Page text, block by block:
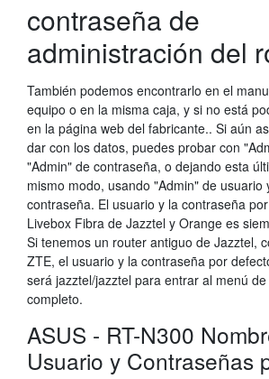
contraseña de
administración del
También podemos encontrarlo en el
equipo o en la misma caja, y si no está
en la página web del fabricante.. Si aún
dar con los datos, puedes probar con
"Admin" de contraseña, o dejando esta
mismo modo, usando "Admin" de usuario
contraseña. El usuario y la contraseña
Livebox Fibra de Jazztel y Orange es
Si tenemos un router antiguo de Jazztel,
ZTE, el usuario y la contraseña por
será jazztel/jazztel para entrar al menú
completo.
ASUS - RT-N300
Usuario y Contraseñas